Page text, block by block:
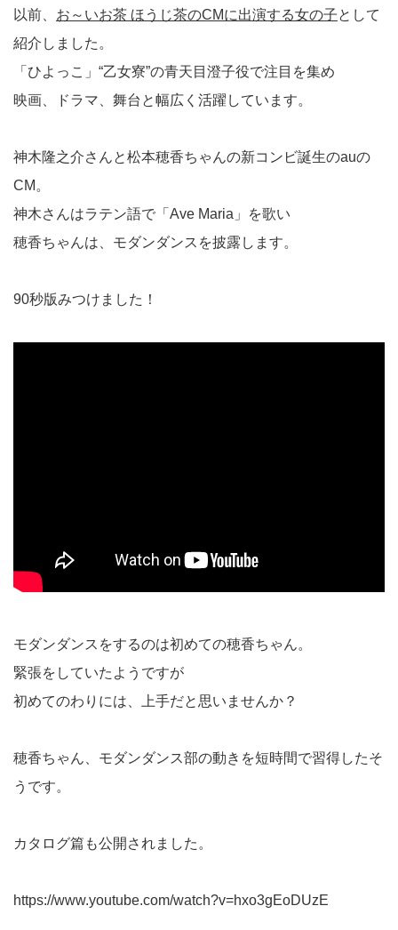
以前、 お～いお茶 ほうじ茶のCMに出演する女の子として
紹介しました。
「ひよっこ」“乙女寮”の青天目澄子役で注目を集め
映画、ドラマ、舞台と幅広く活躍しています。
神木隆之介さんと松本穂香ちゃんの新コンビ誕生のauの
CM。
神木さんはラテン語で「Ave Maria」を歌い
穂香ちゃんは、モダンダンスを披露します。
90秒版みつけました！
モダンダンスをするのは初めての穂香ちゃん。
緊張をしていたようですが
初めてのわりには、上手だと思いませんか？
穂香ちゃん、モダンダンス部の動きを短時間で習得したそ
うです。
カタログ篇も公開されました。
https://www.youtube.com/watch?v=hxo3gEoDUzE